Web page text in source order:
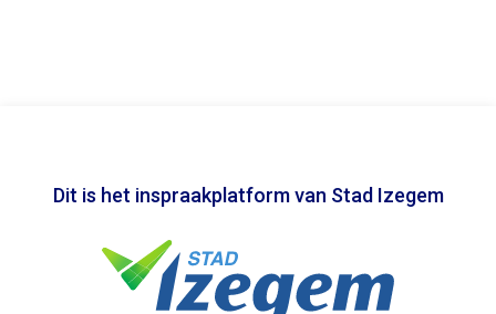
Dit is het inspraakplatform van Stad Izegem